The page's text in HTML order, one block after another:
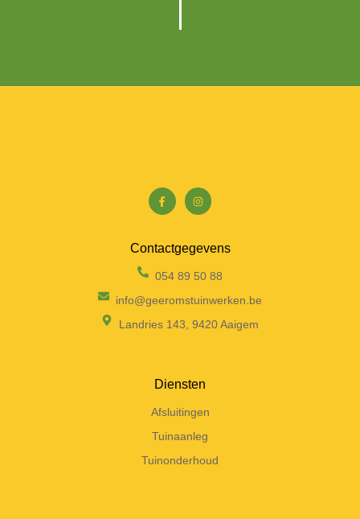
Contactgegevens
054 89 50 88
info@geeromstuinwerken.be
Landries 143, 9420 Aaigem
Diensten
Afsluitingen
Tuinaanleg
Tuinonderhoud